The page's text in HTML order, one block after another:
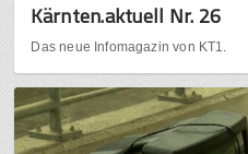
Kärnten.aktuell Nr. 26
Das neue Infomagazin von KT1.